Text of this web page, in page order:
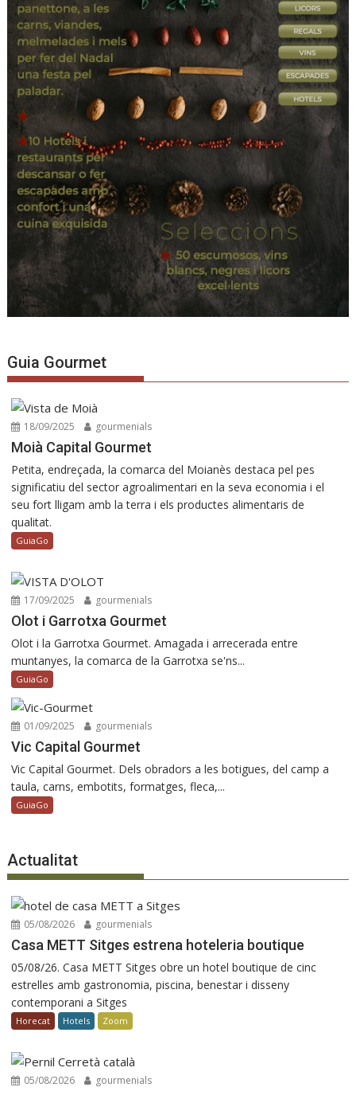
Guia Gourmet
18/09/2025 gourmenials
Moià Capital Gourmet
Petita, endreçada, la comarca del Moianès destaca pel pes
significatiu del sector agroalimentari en la seva economia i el
seu fort lligam amb la terra i els productes alimentaris de
qualitat.
GuiaGo
17/09/2025 gourmenials
Olot i Garrotxa Gourmet
Olot i la Garrotxa Gourmet. Amagada i arrecerada entre
muntanyes, la comarca de la Garrotxa se'ns...
GuiaGo
01/09/2025 gourmenials
Vic Capital Gourmet
Vic Capital Gourmet. Dels obradors a les botigues, del camp a
taula, carns, embotits, formatges, fleca,...
GuiaGo
Actualitat
05/08/2026 gourmenials
Casa METT Sitges estrena hoteleria boutique
05/08/26. Casa METT Sitges obre un hotel boutique de cinc
estrelles amb gastronomia, piscina, benestar i disseny
contemporani a Sitges
Horecat Hotels Zoom
05/08/2026 gourmenials